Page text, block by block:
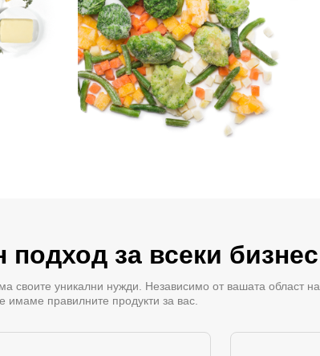
за всеки бизнес
своите уникални нужди. Независимо от вашата област на
имаме правилните продукти за вас.